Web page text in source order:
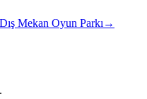
Dış Mekan Oyun Parkı→